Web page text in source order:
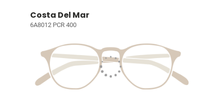
Costa Del Mar
6A8012 PCR 400